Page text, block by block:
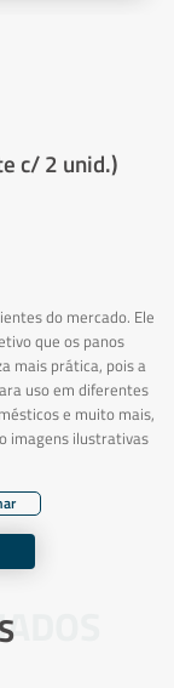
c/ 2 unid.)
do mercado. Ele
que os panos
mais prática, pois a
uso em diferentes
e muito mais,
imagens ilustrativas